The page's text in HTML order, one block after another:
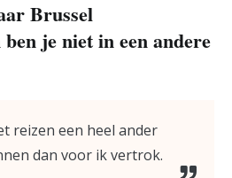
Brussel
je niet in een andere
reizen een heel ander
dan voor ik vertrok.